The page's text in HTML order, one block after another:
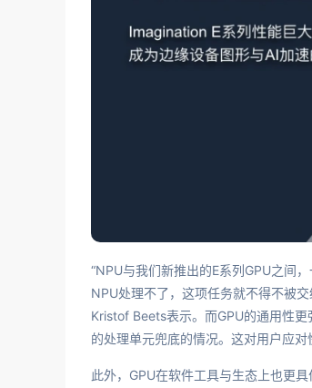
“NPU与我们新推出的E系列GPU之间
NPU处理不了，这项任务就不得不被
Kristof Beets表示。而GPU的通用性
的处理单元兜底的情况。这对用户应对
此外，GPU在软件工具与生态上也更